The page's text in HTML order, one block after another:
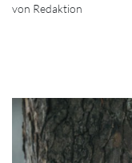
von Redaktion